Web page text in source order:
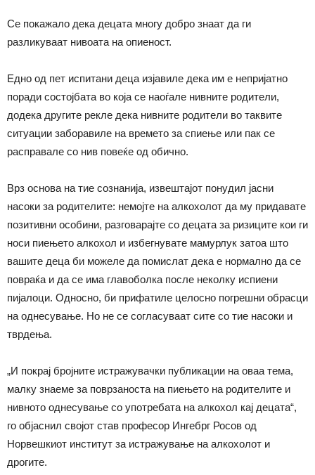
Се покажало дека децата многу добро знаат да ги
разликуваат нивоата на опиеност.
Едно од пет испитани деца изјавиле дека им е непријатно
поради состојбата во која се наоѓале нивните родители,
додека другите рекле дека нивните родители во таквите
ситуации заборавиле на времето за спиење или пак се
расправале со нив повеќе од обично.
Врз основа на тие сознанија, извештајот понудил јасни
насоки за родителите: немојте на алкохолот да му придавате
позитивни особини, разговарајте со децата за ризиците кои ги
носи пиењето алкохол и избегнувате мамурлук затоа што
вашите деца би можеле да помислат дека е нормално да се
повраќа и да се има главоболка после неколку испиени
пијалоци. Односно, би прифатиле целосно погрешни обрасци
на однесување. Но не се согласуваат сите со тие насоки и
тврдења.
„И покрај бројните истражувачки публикации на оваа тема,
малку знаеме за поврзаноста на пиењето на родителите и
нивното однесување со употребата на алкохол кај децата“,
го објаснил својот став професор Ингебрг Росов од
Норвешкиот институт за истражување на алкохолот и
дрогите.